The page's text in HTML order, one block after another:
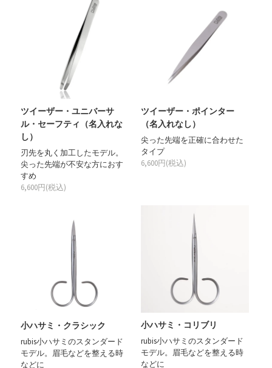
ツイーザー・ユニバーサ
ル・セーフティ（名入れな
し）
刃先を丸く加工したモデル。
尖った先端が不安な方におす
すめ
6,600円(税込)
ツイーザー・ポインター
（名入れなし）
尖った先端を正確に合わせた
タイプ
6,600円(税込)
小ハサミ・クラシック
rubis小ハサミのスタンダード
モデル。眉毛などを整える時
などに
小ハサミ・コリブリ
rubis小ハサミのスタンダード
モデル。眉毛などを整える時
などに